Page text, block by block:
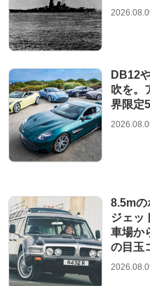
DB12
吹を。
界限定
8.5m
ジェッ
車場か
の目玉